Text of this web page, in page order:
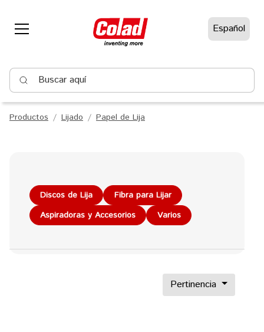
Español
Buscar aquí
Productos Lijado Papel de Lija
Discos de Lija
Fibra para Lijar
Aspiradoras y Accesorios
Varios
Pertinencia